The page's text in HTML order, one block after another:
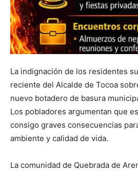
La indignación de los residentes
reciente del Alcalde de Tocoa
nuevo botadero de basura
Los pobladores argumentan que
consigo graves consecuencias
ambiente y calidad de vida.
La comunidad de Quebrada de